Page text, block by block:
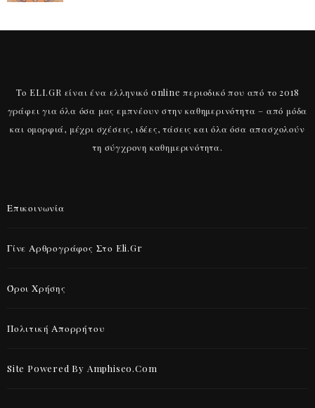
Το ELI.GR είναι ένα ελληνικό online περιοδικό που από το 2018
γράφει για όλα όσα μας εμπνέουν στην καθημερινότητα – από μόδα
και ομορφιά, μέχρι σχέσεις, ιδέες, τάσεις και όλα όσα απασχολούν
τη σύγχρονη καθημερινότητα.
Επικοινωνία
Γίνε Αρθρογράφος Στο Eli.gr
Όροι Χρήσης
Πολιτική Απορρήτου
Site Powered By Amphiseo.com